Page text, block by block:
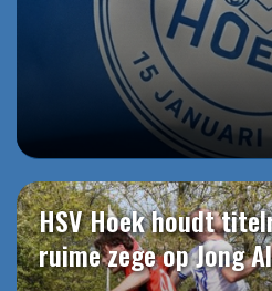
HSV Hoek houdt
ruime zege op Jong